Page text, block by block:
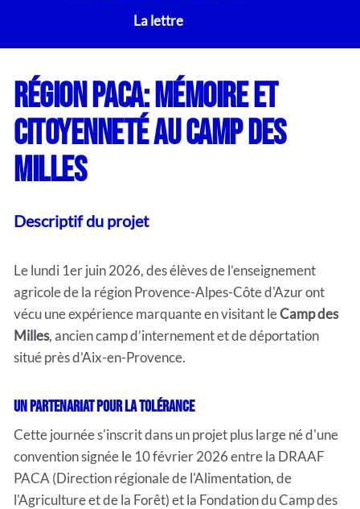
La lettre
Région PACA: mémoire et
citoyenneté au Camp des
Milles
Descriptif du projet
Le lundi 1er juin 2026, des élèves de l’enseignement
agricole de la région Provence-Alpes-Côte d'Azur ont
vécu une expérience marquante en visitant leCamp des
Milles, ancien camp d’internement et de déportation
situé près d’Aix-en-Provence.
Un partenariat pour la tolérance
Cette journée s'inscrit dans un projet plus large né d'une
convention signée le 10 février 2026 entre la DRAAF
PACA (Direction régionale de l'Alimentation, de
l'Agriculture et de la Forêt) et la Fondation du Camp des